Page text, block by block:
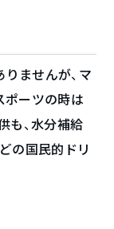
りませんが、マ
ポーツの時は
も、水分補給
の国民的ドリ